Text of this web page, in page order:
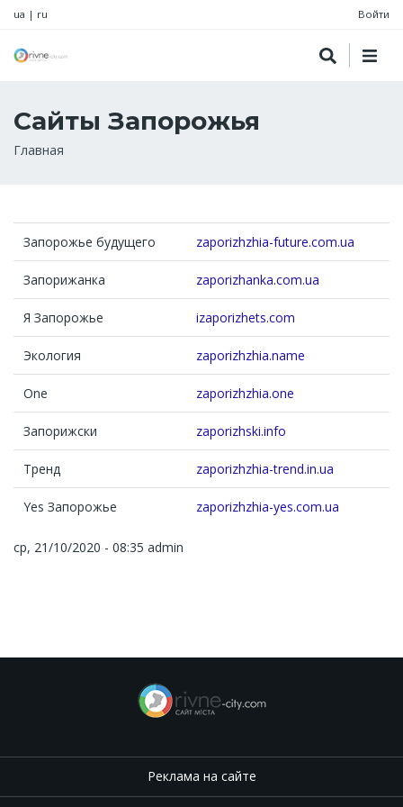
ua | ru Войти
Сайты Запорожья
Строка
Главная
Запорожье будущего zaporizhzhia-future.com.ua
Запорижанка zaporizhanka.com.ua
Я Запорожье izaporizhets.com
Экология zaporizhzhia.name
One zaporizhzhia.one
Запорижски zaporizhski.info
Тренд zaporizhzhia-trend.in.ua
Yes Запорожье zaporizhzhia-yes.com.ua
ср, 21/10/2020 - 08:35 admin
Реклама на сайте